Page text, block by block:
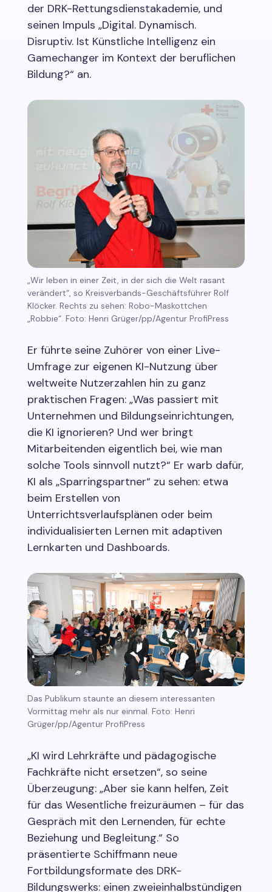
der DRK-Rettungsdienstakademie, und
seinen Impuls „Digital. Dynamisch.
Disruptiv. Ist Künstliche Intelligenz ein
Gamechanger im Kontext der beruflichen
Bildung?“ an.
„Wir leben in einer Zeit, in der sich die Welt rasant
verändert“, so Kreisverbands-Geschäftsführer Rolf
Klöcker. Rechts zu sehen: Robo-Maskottchen
„Robbie“. Foto: Henri Grüger/pp/Agentur ProfiPress
Er führte seine Zuhörer von einer Live-
Umfrage zur eigenen KI-Nutzung über
weltweite Nutzerzahlen hin zu ganz
praktischen Fragen: „Was passiert mit
Unternehmen und Bildungseinrichtungen,
die KI ignorieren? Und wer bringt
Mitarbeitenden eigentlich bei, wie man
solche Tools sinnvoll nutzt?“ Er warb dafür,
KI als „Sparringspartner“ zu sehen: etwa
beim Erstellen von
Unterrichtsverlaufsplänen oder beim
individualisierten Lernen mit adaptiven
Lernkarten und Dashboards.
Das Publikum staunte an diesem interessanten
Vormittag mehr als nur einmal. Foto: Henri
Grüger/pp/Agentur ProfiPress
„KI wird Lehrkräfte und pädagogische
Fachkräfte nicht ersetzen“, so seine
Überzeugung: „Aber sie kann helfen, Zeit
für das Wesentliche freizuräumen – für das
Gespräch mit den Lernenden, für echte
Beziehung und Begleitung.“ So
präsentierte Schiffmann neue
Fortbildungsformate des DRK-
Bildungswerks: einen zweieinhalbstündigen